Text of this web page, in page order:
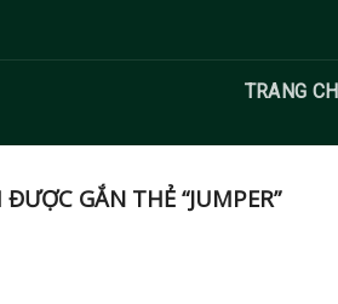
TRANG
GẮN THẺ “JUMPER”